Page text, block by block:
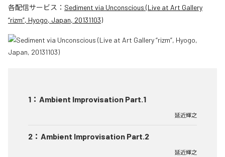
各配信サービス： Sediment via Unconscious (Live at Art Gallery
“rizm”, Hyogo, Japan, 20131103)
1 ： Ambient Improvisation Part.1
延近輝之
2 ： Ambient Improvisation Part.2
延近輝之